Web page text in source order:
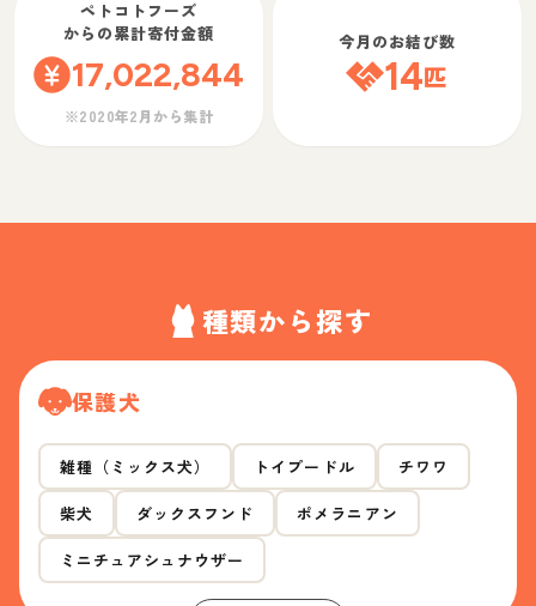
ペトコトフーズ
からの累計寄付金額
17,022,844
※2020年2月から集計
今月のお結び数
14匹
種類から探す
保護犬
雑種（ミックス犬） トイプードル チワワ
柴犬 ダックスフンド ポメラニアン
ミニチュアシュナウザー